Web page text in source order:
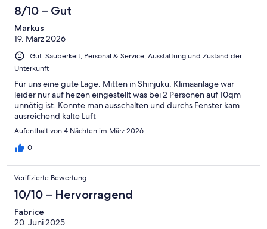
8/10 – Gut
Markus
19. März 2026
Gut: Sauberkeit, Personal & Service, Ausstattung und Zustand der
Unterkunft
Für uns eine gute Lage. Mitten in Shinjuku. Klimaanlage war
leider nur auf heizen eingestellt was bei 2 Personen auf 10qm
unnötig ist. Konnte man ausschalten und durchs Fenster kam
ausreichend kalte Luft
Aufenthalt von 4 Nächten im März 2026
0
Verifizierte Bewertung
10/10 – Hervorragend
Fabrice
20. Juni 2025